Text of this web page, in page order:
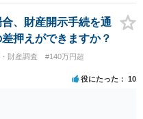
求していくか、それが難しい
いかと思います。
、財産開示手続を通
押えができますか？
財産調査
#140万円超
役にたった 10